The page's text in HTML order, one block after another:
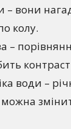
– вони
колу.
–
води –
можна